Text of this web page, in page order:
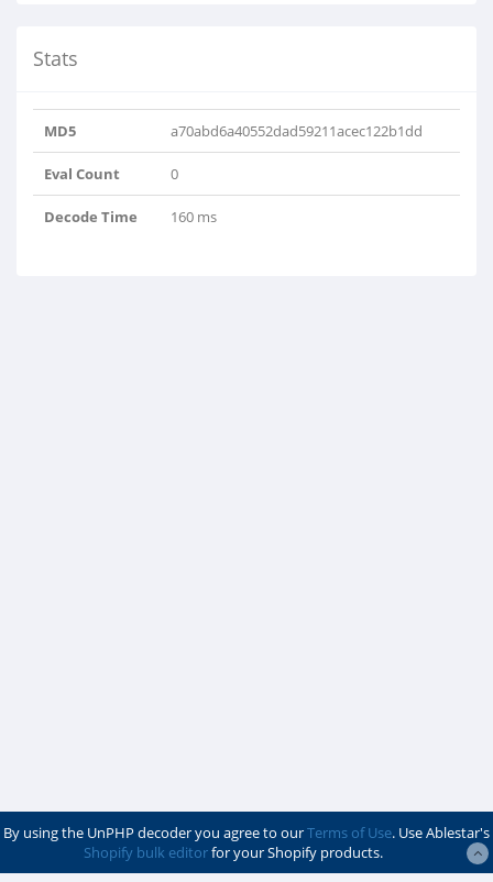
Stats
MD5 a70abd6a40552dad59211acec122b1dd
Eval Count 0
Decode Time 160 ms
By using the UnPHP decoder you agree to ourTerms of Use. Use Ablestar's
Shopify bulk editorfor your Shopify products.